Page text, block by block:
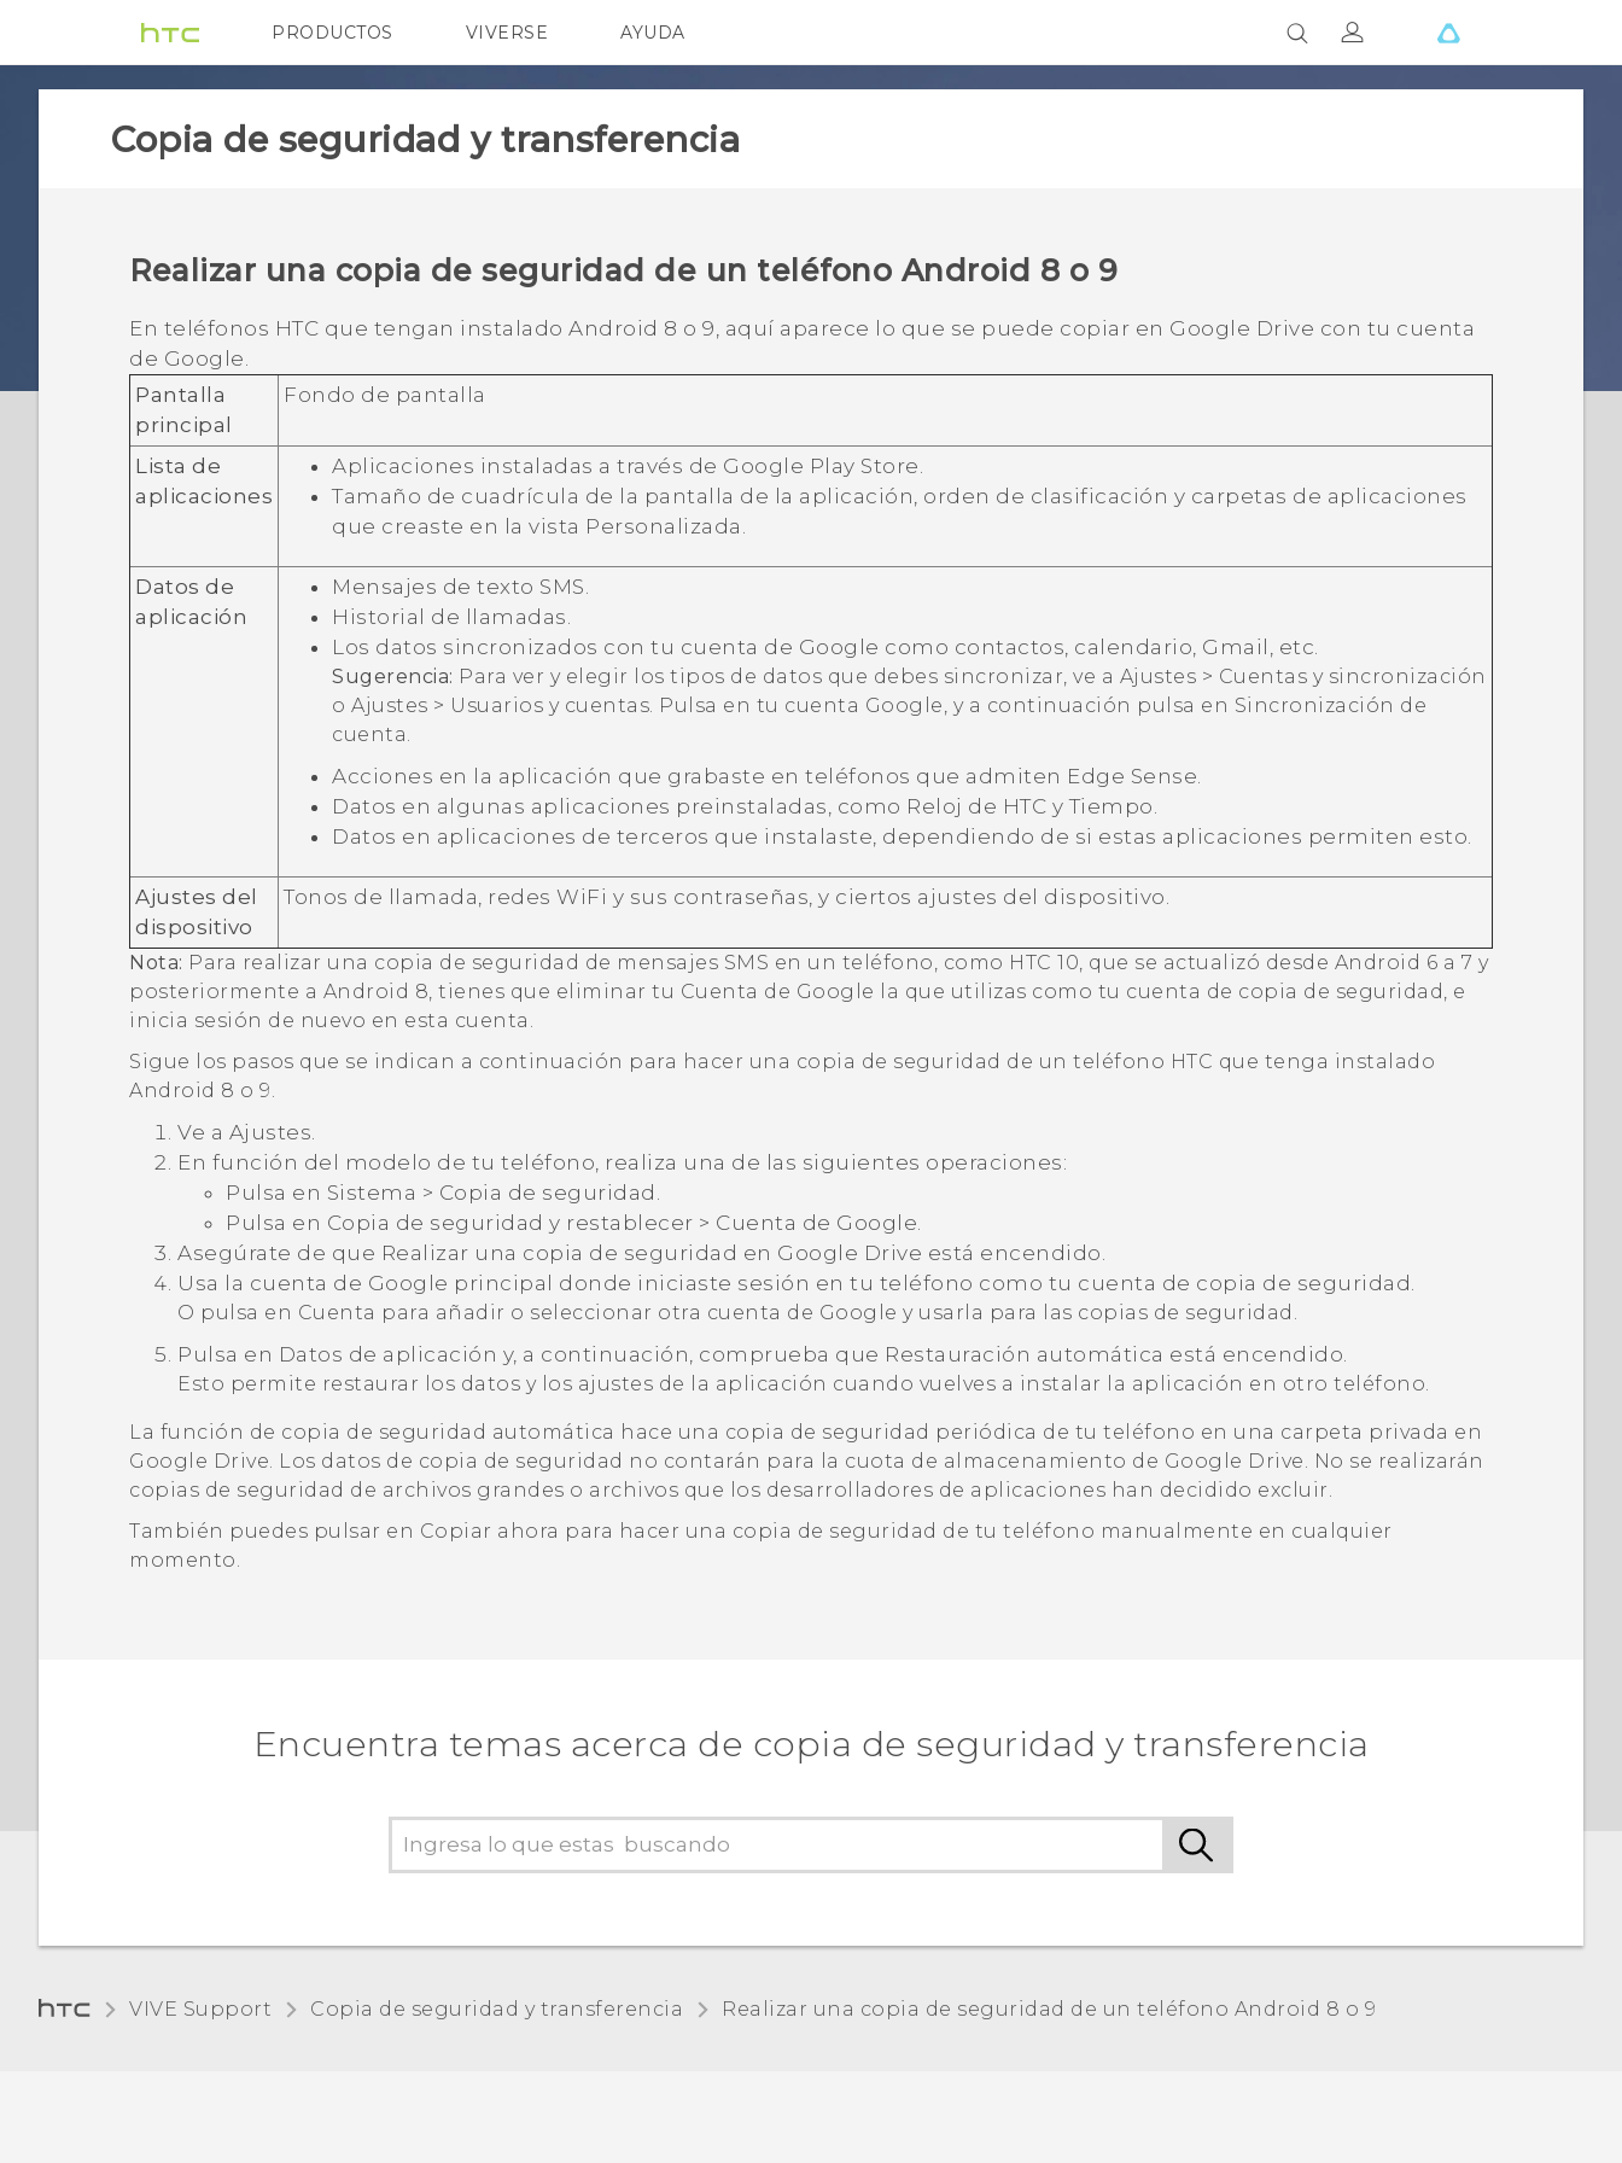
PRODUCTOS
VIVE G REIGNS SMARTPHONES
VIVERSE AYUDA
Dispositivos y accesorios HTC
Copia de seguridad y transferencia
Realizar una copia de seguridad de un teléfono Android 8 o 9
En teléfonos HTC que tengan instalado Android 8 o 9, aquí aparece lo que se puede copiar en Google Drive con tu cuenta
de Google
Pantalla
principal
Fondo de pantalla
Lista de
aplicaciones
Aplicaciones instaladas a través de Google Play Store
Tamaño de cuadrícula de la pantalla de la aplicación, orden de clasificación y carpetas de aplicaciones
que creaste en la vista Personalizada
Datos de
aplicación
Mensajes de texto SMS.
Historial de llamadas.
Los datos sincronizados con tu cuenta de Google como contactos, calendario, Gmail , etc.
Sugerencia: Para ver y elegir los tipos de datos que debes sincronizar, ve a Ajustes > Cuentas y sincronización
o Ajustes > Usuarios y cuentas . Pulsa en tu cuenta Google , y a continuación pulsa en Sincronización de
cuenta
Acciones en la aplicación que grabaste en teléfonos que admiten Edge Sense
Datos en algunas aplicaciones preinstaladas, como Reloj de HTC yTiempo
Datos en aplicaciones de terceros que instalaste, dependiendo de si estas aplicaciones permiten esto.
Ajustes del
dispositivo
Tonos de llamada, redes WiFi y sus contraseñas, y ciertos ajustes del dispositivo.
Nota: Para realizar una copia de seguridad de mensajes SMS en un teléfono, como HTC 10, que se actualizó desde Android 6 a 7 y
posteriormente a Android 8, tienes que eliminar tu Cuenta de Google la que utilizas como tu cuenta de copia de seguridad, e
inicia sesión de nuevo en esta cuenta.
Sigue los pasos que se indican a continuación para hacer una copia de seguridad de un teléfono HTC que tenga instalado
Android 8 o 9.
Ve a Ajustes.
En función del modelo de tu teléfono, realiza una de las siguientes operaciones:
Pulsa en Sistema > Copia de seguridad
Pulsa en Copia de seguridad y restablecer > Cuenta de Google
Asegúrate de que Realizar una copia de seguridad en Google Drive está encendido.
Usa la cuenta de Google principal donde iniciaste sesión en tu teléfono como tu cuenta de copia de seguridad.
O pulsa en Cuenta para añadir o seleccionar otra cuenta de Google y usarla para las copias de seguridad.
Pulsa en Datos de aplicación y, a continuación, comprueba que Restauración automática está encendido.
Esto permite restaurar los datos y los ajustes de la aplicación cuando vuelves a instalar la aplicación en otro teléfono.
La función de copia de seguridad automática hace una copia de seguridad periódica de tu teléfono en una carpeta privada en
Google Drive . Los datos de copia de seguridad no contarán para la cuota de almacenamiento de Google Drive . No se realizarán
copias de seguridad de archivos grandes o archivos que los desarrolladores de aplicaciones han decidido excluir.
También puedes pulsar en Copiar ahora para hacer una copia de seguridad de tu teléfono manualmente en cualquier
momento.
Encuentra temas acerca de copia de seguridad y transferencia
VIVE Support Copia de seguridad y transferencia Realizar una copia de seguridad de un teléfono Android 8 o 9